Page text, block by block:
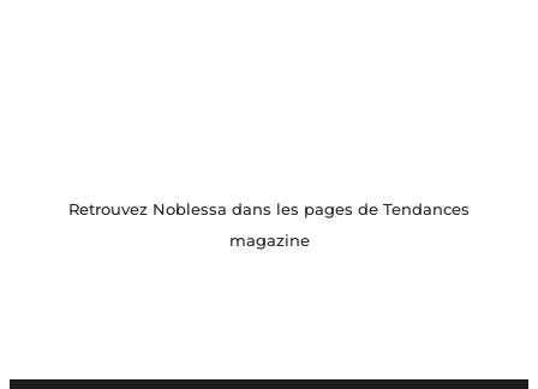
Retrouvez Noblessa dans les pages de Tendances
magazine